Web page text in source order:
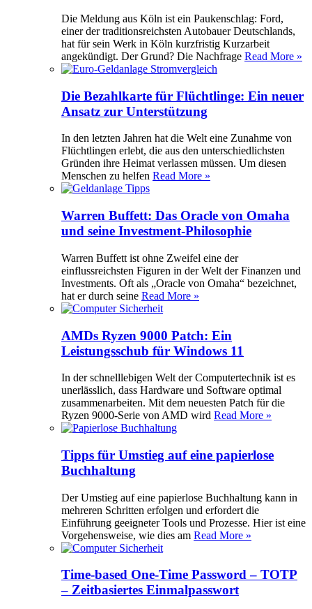
Die Meldung aus Köln ist ein Paukenschlag: Ford,
einer der traditionsreichsten Autobauer Deutschlands,
hat für sein Werk in Köln kurzfristig Kurzarbeit
angekündigt. Der Grund? Die Nachfrage Read More »
Die Bezahlkarte für Flüchtlinge: Ein neuer
Ansatz zur Unterstützung
In den letzten Jahren hat die Welt eine Zunahme von
Flüchtlingen erlebt, die aus den unterschiedlichsten
Gründen ihre Heimat verlassen müssen. Um diesen
Menschen zu helfen Read More »
Warren Buffett: Das Oracle von Omaha
und seine Investment-Philosophie
Warren Buffett ist ohne Zweifel eine der
einflussreichsten Figuren in der Welt der Finanzen und
Investments. Oft als „Oracle von Omaha“ bezeichnet,
hat er durch seine Read More »
AMDs Ryzen 9000 Patch: Ein
Leistungsschub für Windows 11
In der schnelllebigen Welt der Computertechnik ist es
unerlässlich, dass Hardware und Software optimal
zusammenarbeiten. Mit dem neuesten Patch für die
Ryzen 9000-Serie von AMD wird Read More »
Tipps für Umstieg auf eine papierlose
Buchhaltung
Der Umstieg auf eine papierlose Buchhaltung kann in
mehreren Schritten erfolgen und erfordert die
Einführung geeigneter Tools und Prozesse. Hier ist eine
Vorgehensweise, wie dies am Read More »
Time-based One-Time Password – TOTP
– Zeitbasiertes Einmalpasswort